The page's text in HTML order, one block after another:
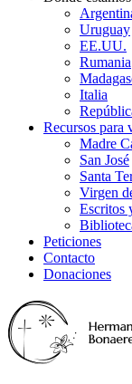
Uruguay
EE.UU.
Rumania
Italia
Recursos para
Madre
San José
Santa
Virgen
Escritos
Peticiones
Contacto
Donaciones